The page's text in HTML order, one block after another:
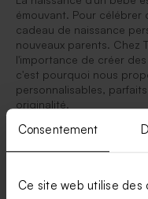
Consentement
Ce site web utilise des
émouvant. Pour
cadeau de naissance
nouveaux parents. Chez
l'importance de créer
c'est pourquoi nous
personnalisables,
originalité.
Offrez un cadeau
proches en guise de
moments d’une vie pour